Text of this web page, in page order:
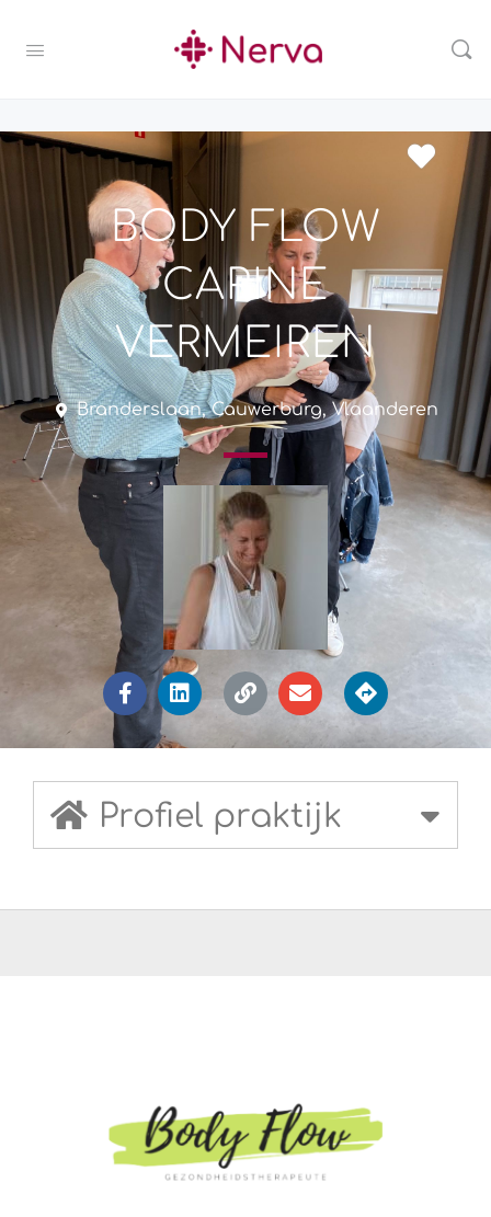
BODY FLOW
CARINE
VERMEIREN
Branderslaan, Cauwerburg, Vlaanderen
Profiel praktijk